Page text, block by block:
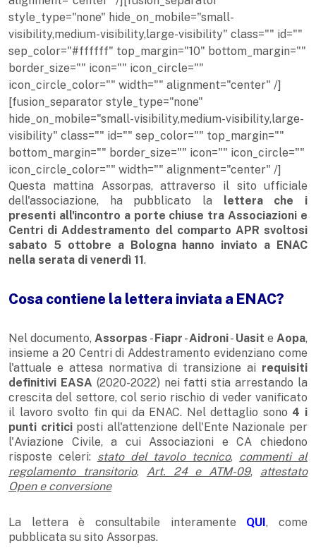
style_type="none" hide_on_mobile="small-
visibility,medium-visibility,large-visibility" class="" id=""
sep_color="#ffffff" top_margin="10" bottom_margin=""
border_size="" icon="" icon_circle=""
icon_circle_color="" width="" alignment="center" /]
[fusion_separator style_type="none"
hide_on_mobile="small-visibility,medium-visibility,large-
visibility" class="" id="" sep_color="" top_margin=""
bottom_margin="" border_size="" icon="" icon_circle=""
icon_circle_color="" width="" alignment="center" /]
Questa mattina Assorpas, attraverso il sito ufficiale
dell'associazione, ha pubblicato la lettera che i
presenti all'incontro a porte chiuse tra Associazioni e
Centri di Addestramento del comparto APR svoltosi
sabato 5 ottobre a Bologna hanno inviato a ENAC
nella serata di venerdì 11.
Cosa contiene la lettera inviata a ENAC?
Nel documento,Assorpas -Fiapr -Aidroni- Uasit eAopa,
insieme a 20 Centri di Addestramento evidenziano come
l'attuale e attesa normativa di transizione ai requisiti
definitivi EASA (2020-2022) nei fatti stia arrestando la
crescita del settore, col serio rischio di veder vanificato
il lavoro svolto fin qui da ENAC. Nel dettaglio sono 4 i
punti criticiposti all'attenzione dell'Ente Nazionale per
l'Aviazione Civile, a cui Associazioni e CA chiedono
risposte celeri: stato del tavolo tecnico, commenti al
regolamento transitorio, Art. 24 e ATM-09, attestato
Open e conversione
La lettera è consultabile interamente QUI, come
pubblicata su sito Assorpas.